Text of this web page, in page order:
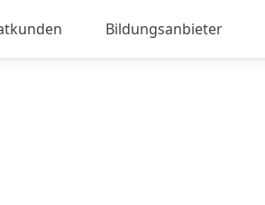
Bildungsanbieter